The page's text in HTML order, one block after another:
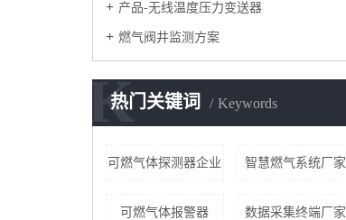
产品-无线温度压力变送器
燃气阀井监测方案
热门关键词 Keywords
K
可燃气体探测器企业 智慧燃气系统厂家
​可燃气体报警器 数据采集终端厂家